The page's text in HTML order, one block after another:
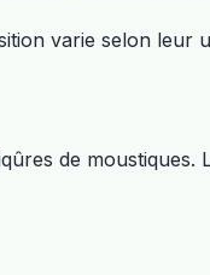
varie selon leur
de moustiques.